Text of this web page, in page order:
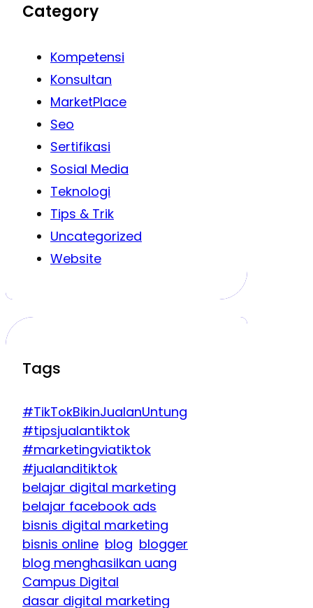
Category
Kompetensi
Konsultan
MarketPlace
Seo
Sertifikasi
Sosial Media
Teknologi
Tips & Trik
Uncategorized
Website
Tags
#TikTokBikinJualanUntung
#tipsjualantiktok
#marketingviatiktok
#jualanditiktok
belajar digital marketing
belajar facebook ads
bisnis digital marketing
bisnis online blog blogger
blog menghasilkan uang
Campus Digital
dasar digital marketing